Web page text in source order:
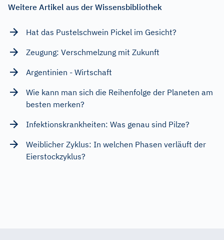
Weitere Artikel aus der Wissensbibliothek
Hat das Pustelschwein Pickel im Gesicht?
Zeugung: Verschmelzung mit Zukunft
Argentinien - Wirtschaft
Wie kann man sich die Reihenfolge der Planeten am
besten merken?
Infektionskrankheiten: Was genau sind Pilze?
Weiblicher Zyklus: In welchen Phasen verläuft der
Eierstockzyklus?